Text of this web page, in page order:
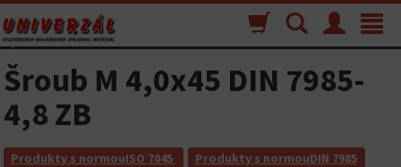
Toggle
Menu
Vyhľadávanie
Nákupný
košík
Šroub M 4,0x45 DIN 7985-
4,8 ZB
Produkty s normouISO 7045 Produkty s normouDIN 7985